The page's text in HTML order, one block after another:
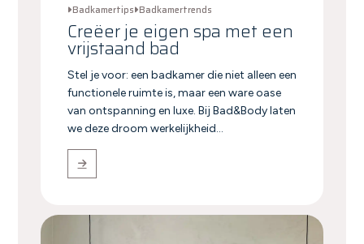
Badkamertips Badkamertrends
Creëer je eigen spa met een
vrijstaand bad
Stel je voor: een badkamer die niet alleen een
functionele ruimte is, maar een ware oase
van ontspanning en luxe. Bij Bad&Body laten
we deze droom werkelijkheid...